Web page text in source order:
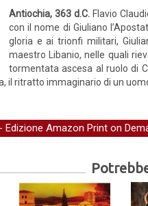
Antiochia, 363 d.C. Flavio
con il nome di Giuliano
gloria e ai trionfi militari,
maestro Libanio, nelle quali
tormentata ascesa al ruolo di
il ritratto immaginario di un
Edizione Amazon Print on